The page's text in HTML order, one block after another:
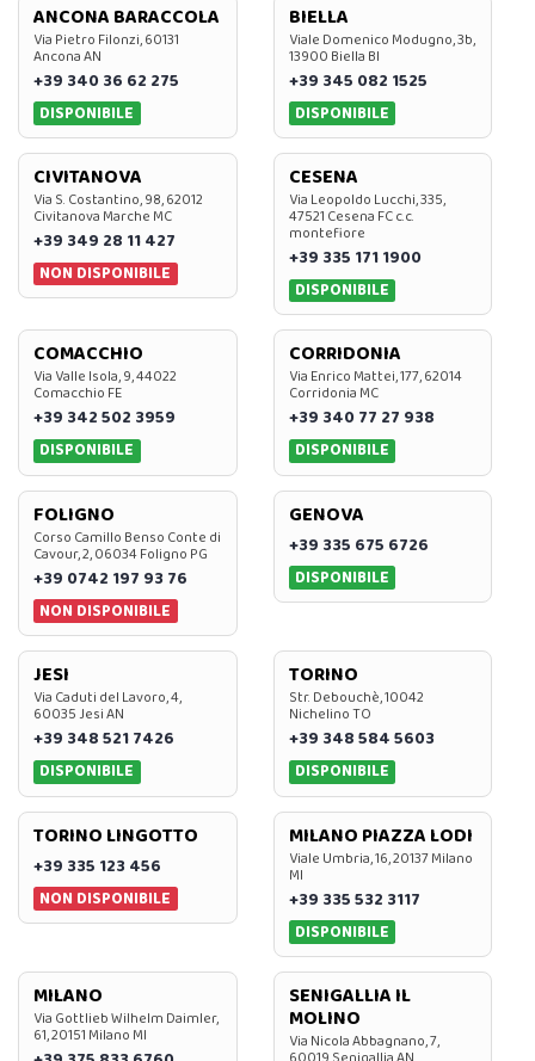
ANCONA BARACCOLA
Via Pietro Filonzi, 60131
Ancona AN
+39 340 36 62 275
DISPONIBILE
BIELLA
Viale Domenico Modugno, 3b,
13900 Biella BI
+39 345 082 1525
DISPONIBILE
CIVITANOVA
Via S. Costantino, 98, 62012
Civitanova Marche MC
+39 349 28 11 427
NON DISPONIBILE
CESENA
Via Leopoldo Lucchi, 335,
47521 Cesena FC c.c.
montefiore
+39 335 171 1900
DISPONIBILE
COMACCHIO
Via Valle Isola, 9, 44022
Comacchio FE
+39 342 502 3959
DISPONIBILE
CORRIDONIA
Via Enrico Mattei, 177, 62014
Corridonia MC
+39 340 77 27 938
DISPONIBILE
FOLIGNO
Corso Camillo Benso Conte di
Cavour, 2, 06034 Foligno PG
+39 0742 197 93 76
NON DISPONIBILE
GENOVA
+39 335 675 6726
DISPONIBILE
JESI
Via Caduti del Lavoro, 4,
60035 Jesi AN
+39 348 521 7426
DISPONIBILE
TORINO
Str. Debouchè, 10042
Nichelino TO
+39 348 584 5603
DISPONIBILE
TORINO LINGOTTO
+39 335 123 456
NON DISPONIBILE
MILANO PIAZZA LODI
Viale Umbria, 16, 20137 Milano
MI
+39 335 532 3117
DISPONIBILE
MILANO
Via Gottlieb Wilhelm Daimler,
61, 20151 Milano MI
SENIGALLIA IL
MOLINO
Via Nicola Abbagnano, 7,